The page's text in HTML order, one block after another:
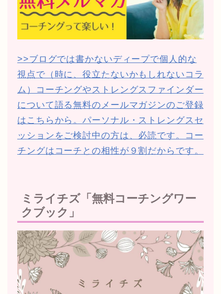
>>ブログでは書かないディープで個人的な
視点で（時に、役立たないかもしれないコラ
ム）コーチングやストレングスファインダー
について語る無料のメールマガジンのご登録
はこちらから。パーソナル・ストレングスセ
ッションをご検討中の方は、必読です。コー
チングはコーチとの相性が９割だからです。
ミライチズ「無料コーチングワー
クブック」